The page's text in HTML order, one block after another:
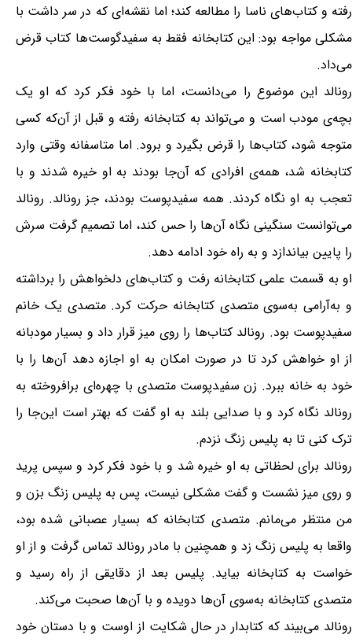
رفته و کتاب‌های ناسا را مطالعه کند؛ اما نقشه‌ای که در سر داشت با
مشکلی مواجه بود: این کتابخانه فقط به سفیدگوست‌ها کتاب قرض
می‌داد.
رونالد این موضوع را می‌دانست، اما با خود فکر کرد که او یک
بچه‌ی مودب است و می‌تواند به کتابخانه رفته و قبل از آن‌که کسی
متوجه شود، کتاب‌ها را قرض بگیرد و برود. اما متاسفانه وقتی وارد
کتابخانه شد، همه‌ی افرادی که آن‌جا بودند به او خیره شدند و با
تعجب به او نگاه کردند. همه سفیدپوست بودند، جز رونالد. رونالد
می‌توانست سنگینی نگاه آن‌ها را حس کند، اما تصمیم گرفت سرش
را پایین بیاندازد و به راه خود ادامه دهد.
او به قسمت علمی کتابخانه رفت و کتاب‌های دلخواهش را برداشته
و به‌آرامی به‌سوی متصدی کتابخانه حرکت کرد. متصدی یک خانم
سفیدپوست بود. رونالد کتاب‌ها را روی میز قرار داد و بسیار مودبانه
از او خواهش کرد تا در صورت امکان به او اجازه دهد آن‌ها را با
خود به خانه ببرد. زن سفیدپوست متصدی با چهره‌ای برافروخته به
رونالد نگاه کرد و با صدایی بلند به او گفت که بهتر است این‌جا را
ترک کنی تا به پلیس زنگ نزدم.
رونالد برای لحظاتی به او خیره شد و با خود فکر کرد و سپس پرید
و روی میز نشست و گفت مشکلی نیست، پس به پلیس زنگ بزن و
من منتظر می‌مانم. متصدی کتابخانه که بسیار عصبانی شده بود،
واقعا به پلیس زنگ زد و همچنین با مادر رونالد تماس گرفت و از او
خواست به کتابخانه بیاید. پلیس بعد از دقایقی از راه ‌رسید و
متصدی کتابخانه به‌سوی آن‌ها دویده و با آن‌ها صحبت می‌کند.
رونالد می‌بیند که کتابدار در حال شکایت از اوست و با دستان خود